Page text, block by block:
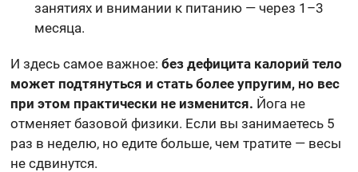
занятиях и внимании к питанию — через 1–3
месяца.
И здесь самое важное:без дефицита калорий тело
может подтянуться и стать более упругим, но вес
при этом практически не изменится. Йога не
отменяет базовой физики. Если вы занимаетесь 5
раз в неделю, но едите больше, чем тратите — весы
не сдвинутся.